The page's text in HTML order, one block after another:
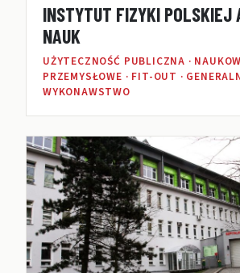
INSTYTUT FIZYKI POLSKIEJ
NAUK
UŻYTECZNOŚĆ PUBLICZNA ·
PRZEMYSŁOWE · FIT-OUT ·
WYKONAWSTWO